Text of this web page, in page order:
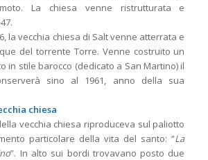
La chiesa venne ristrutturata e
la vecchia chiesa di Salt venne atterrata e
del torrente Torre. Venne costruito un
in stile barocco (dedicato a San Martino) il
sino al 1961, anno della sua
chiesa
vecchia chiesa riproduceva sul paliotto
particolare della vita del santo: “La
”. In alto sui bordi trovavano posto due